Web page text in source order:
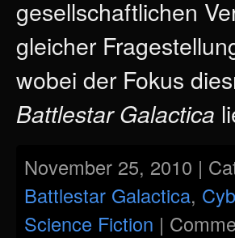
gesellschaftlichen
gleicher
wobei der Fokus
Battlestar Galactica
November 25, 2010 |
Battlestar Galactica,
Science Fiction |